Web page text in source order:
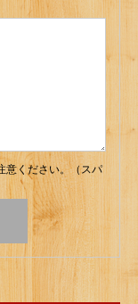
意ください。（スパ